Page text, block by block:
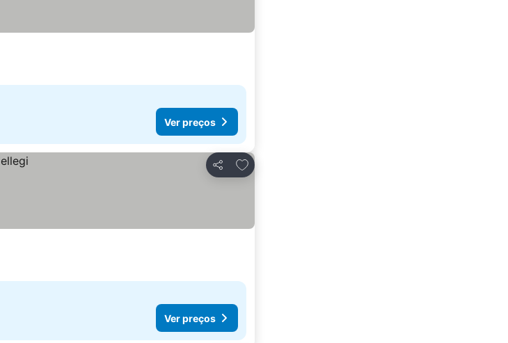
Ver preços
Partilhar
Adicionar aos favoritos
Ver preços